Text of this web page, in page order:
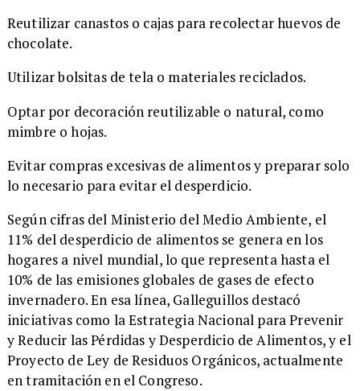
Reutilizar canastos o cajas para recolectar huevos de
chocolate.
Utilizar bolsitas de tela o materiales reciclados.
Optar por decoración reutilizable o natural, como
mimbre o hojas.
Evitar compras excesivas de alimentos y preparar solo
lo necesario para evitar el desperdicio.
Según cifras del Ministerio del Medio Ambiente, el
11% del desperdicio de alimentos se genera en los
hogares a nivel mundial, lo que representa hasta el
10% de las emisiones globales de gases de efecto
invernadero. En esa línea, Galleguillos destacó
iniciativas como la Estrategia Nacional para Prevenir
y Reducir las Pérdidas y Desperdicio de Alimentos, y el
Proyecto de Ley de Residuos Orgánicos, actualmente
en tramitación en el Congreso.